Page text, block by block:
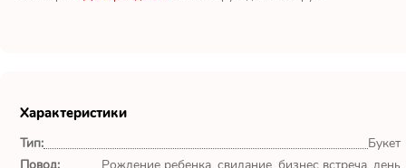
Москва
Характеристики
Тип:
Букет